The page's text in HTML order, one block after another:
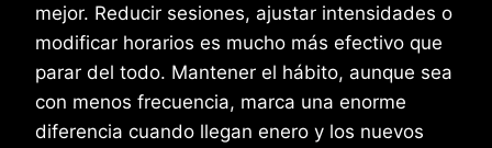
mejor. Reducir sesiones, ajustar intensidades o
modificar horarios es mucho más efectivo que
parar del todo. Mantener el hábito, aunque sea
con menos frecuencia, marca una enorme
diferencia cuando llegan enero y los nuevos